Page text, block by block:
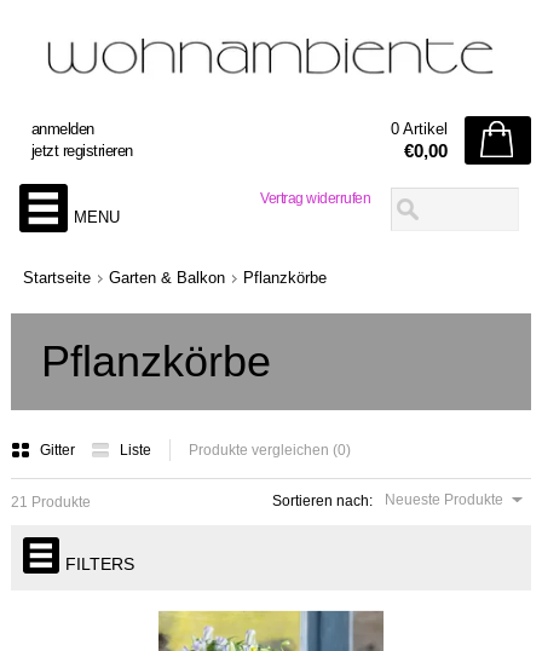
Vertrag widerrufen
anmelden
jetzt registrieren
0 Artikel
€0,00
MENU
Startseite Garten & Balkon Pflanzkörbe
Pflanzkörbe
Gitter Liste Produkte vergleichen (0)
Sortieren nach: Neueste Produkte
21 Produkte
FILTERS